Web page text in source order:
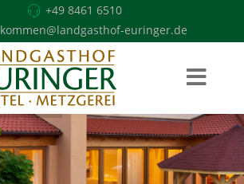
+49 8461 6510
euringer.de